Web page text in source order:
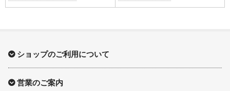
ショップのご利用について
営業のご案内